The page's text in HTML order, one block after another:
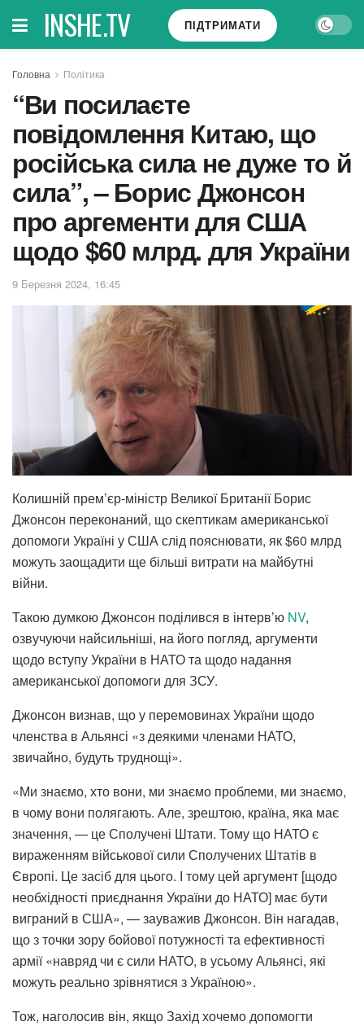
INSHE.TV ПІДТРИМАТИ
Головна Політика
“Ви посилаєте
повідомлення Китаю, що
російська сила не дуже то й
сила”, – Борис Джонсон
про аргементи для США
щодо $60 млрд. для України
9 Березня 2024, 16:45
Колишній прем’єр-міністр Великої Британії Борис
Джонсон переконаний, що скептикам американської
допомоги Україні у США слід пояснювати, як $60 млрд
можуть заощадити ще більші витрати на майбутні
війни.
Такою думкою Джонсон поділився в інтерв’ю NV,
озвучуючи найсильніші, на його погляд, аргументи
щодо вступу України в НАТО та щодо надання
американської допомоги для ЗСУ.
Джонсон визнав, що у перемовинах України щодо
членства в Альянсі «з деякими членами НАТО,
звичайно, будуть труднощі».
«Ми знаємо, хто вони, ми знаємо проблеми, ми знаємо,
в чому вони полягають. Але, зрештою, країна, яка має
значення, — це Сполучені Штати. Тому що НАТО є
вираженням військової сили Сполучених Штатів в
Європі. Це засіб для цього. І тому цей аргумент [щодо
необхідності приєднання України до НАТО] має бути
виграний в США», — зауважив Джонсон. Він нагадав,
що з точки зору бойової потужності та ефективності
армії «навряд чи є сили НАТО, в усьому Альянсі, які
можуть реально зрівнятися з Україною».
Тож, наголосив він, якщо Захід хочемо допомогти